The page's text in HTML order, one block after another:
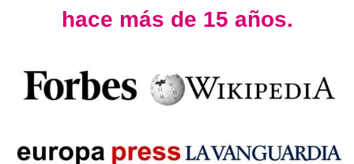
hace más de 15 años.